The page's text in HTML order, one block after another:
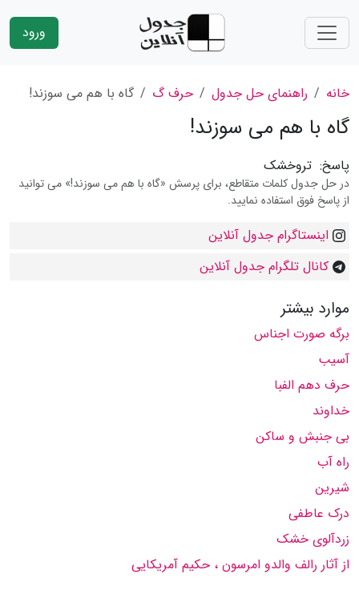
ورود
خانه راهنمای حل جدول حرف گ گاه با هم می سوزند!
گاه با هم می سوزند!
پاسخ: تروخشک
در حل جدول کلمات متقاطع، برای پرسش «گاه با هم می سوزند!» می توانید
از پاسخ فوق استفاده نمایید.
اینستاگرام جدول آنلاین
کانال تلگرام جدول آنلاین
موارد بیشتر
برگه صورت اجناس
آسیب
حرف دهم الفبا
خداوند
بی جنبش و ساکن
راه آب
شیرین
درک عاطفی
زردآلوی خشک
از آثار رالف والدو امرسون ، حکیم آمریکایی